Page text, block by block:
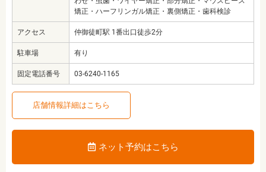
矯正・ハーフリンガル矯正・裏側矯正・歯科検診
アクセス 仲御徒町駅 1番出口徒歩2分
駐車場 有り
固定電話番号 03-6240-1165
店舗情報詳細はこちら
ネット予約はこちら